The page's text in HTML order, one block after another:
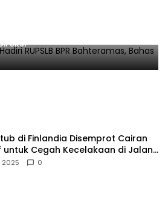
RUPSLB BPR Bahteramas,
di Finlandia Disemprot Cairan
untuk Cegah Kecelakaan di Jalan
2025 0